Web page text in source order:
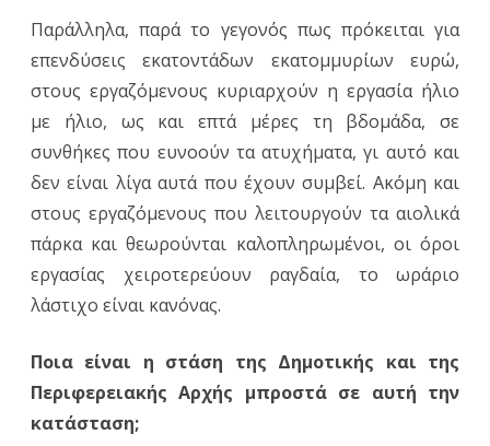
Παράλληλα, παρά το γεγονός πως πρόκειται για
επενδύσεις εκατοντάδων εκατομμυρίων ευρώ,
στους εργαζόμενους κυριαρχούν η εργασία ήλιο
με ήλιο, ως και επτά μέρες τη βδομάδα, σε
συνθήκες που ευνοούν τα ατυχήματα, γι αυτό και
δεν είναι λίγα αυτά που έχουν συμβεί. Ακόμη και
στους εργαζόμενους που λειτουργούν τα αιολικά
πάρκα και θεωρούνται καλοπληρωμένοι, οι όροι
εργασίας χειροτερεύουν ραγδαία, το ωράριο
λάστιχο είναι κανόνας.
Ποια είναι η στάση της Δημοτικής και της
Περιφερειακής Αρχής μπροστά σε αυτή την
κατάσταση;